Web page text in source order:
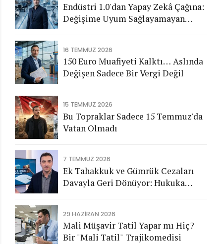
Endüstri 1.0'dan Yapay Zekâ Çağına:
Değişime Uyum Sağlayamayan
16 TEMMUZ 2026
150 Euro Muafiyeti Kalktı… Aslında
Değişen Sadece Bir Vergi Değil
15 TEMMUZ 2026
Bu Topraklar Sadece 15 Temmuz'da
Vatan Olmadı
7 TEMMUZ 2026
Ek Tahakkuk ve Gümrük Cezaları
Davayla Geri Dönüyor: Hukuka
29 HAZIRAN 2026
Mali Müşavir Tatil Yapar mı Hiç?
Bir "Mali Tatil" Trajikomedisi